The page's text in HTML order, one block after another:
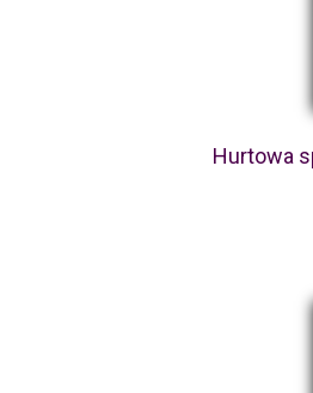
Hurtowa